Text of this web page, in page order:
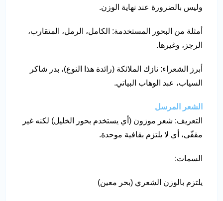
وليس بالضرورة عند نهاية الوزن.
أمثلة من البحور المستخدمة: الكامل، الرمل، المتقارب،
الرجز، وغيرها.
أبرز الشعراء: نازك الملائكة (رائدة هذا النوع)، بدر شاكر
السياب، عبد الوهاب البياتي.
الشعر المرسل
التعريف: شعر موزون (أي يستخدم بحور الخليل) لكنه غير
مقفّى، أي لا يلتزم بقافية موحدة.
السمات:
يلتزم بالوزن الشعري (بحر معين)